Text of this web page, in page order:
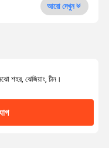
আরো দেখুন
শহর, ঝেজিয়াং, চীন।